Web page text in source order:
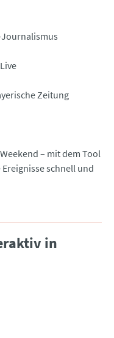
Zeitung
– mit dem Tool
schnell und
in